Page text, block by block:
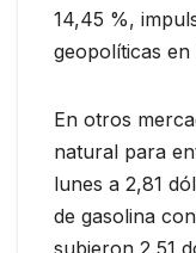
14,45 %,
geopolíticas en
En otros
natural para
lunes a 2,81
de gasolina
subieron 2,51